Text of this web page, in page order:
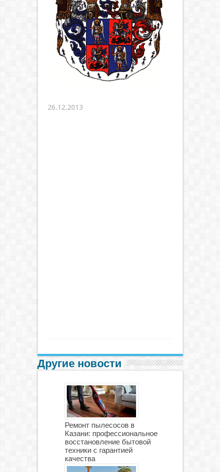
26.12.2013
Другие новости
Ремонт пылесосов в
Казани: профессиональное
восстановление бытовой
техники с гарантией
качества